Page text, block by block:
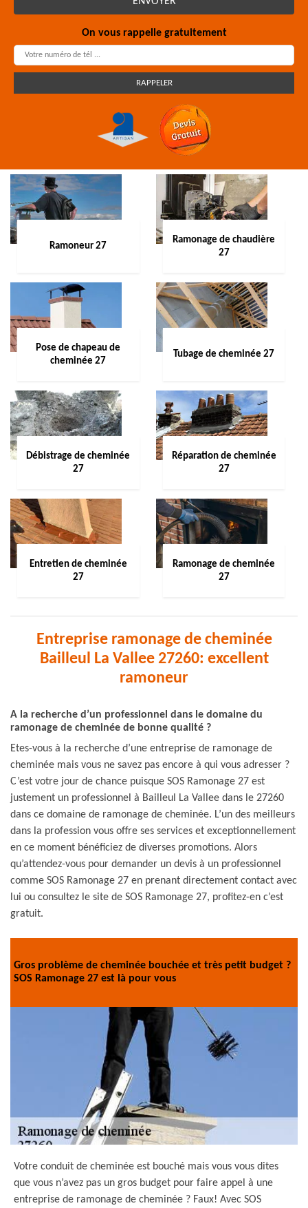
On vous rappelle gratuitement
Ramoneur 27
Ramonage de chaudière
27
Pose de chapeau de
cheminée 27
Tubage de cheminée 27
Débistrage de cheminée
27
Réparation de cheminée
27
Entretien de cheminée
27
Ramonage de cheminée
27
Entreprise ramonage de cheminée
Bailleul La Vallee 27260: excellent
ramoneur
A la recherche d’un professionnel dans le domaine du
ramonage de cheminée de bonne qualité ?
Etes-vous à la recherche d’une entreprise de ramonage de
cheminée mais vous ne savez pas encore à qui vous adresser ?
C’est votre jour de chance puisque SOS Ramonage 27 est
justement un professionnel à Bailleul La Vallee dans le 27260
dans ce domaine de ramonage de cheminée. L’un des meilleurs
dans la profession vous offre ses services et exceptionnellement
en ce moment bénéficiez de diverses promotions. Alors
qu’attendez-vous pour demander un devis à un professionnel
comme SOS Ramonage 27 en prenant directement contact avec
lui ou consultez le site de SOS Ramonage 27, profitez-en c’est
gratuit.
Gros problème de cheminée bouchée et très petit budget ?
SOS Ramonage 27 est là pour vous
Votre conduit de cheminée est bouché mais vous vous dites
que vous n’avez pas un gros budget pour faire appel à une
entreprise de ramonage de cheminée ? Faux! Avec SOS